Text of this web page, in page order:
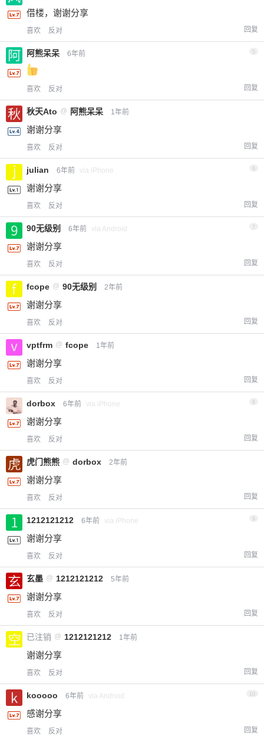
借楼，谢谢分享
喜欢 反对 回复
阿熊呆呆 6年前 5
喜欢 反对 回复
秋天Ato @ 阿熊呆呆 1年前
谢谢分享
喜欢 反对 回复
julian 6年前 via iPhone
谢谢分享
喜欢 反对 回复
90无级别 6年前 via Android 7
谢谢分享
喜欢 反对 回复
fcope @ 90无级别 2年前
谢谢分享
喜欢 反对 回复
vptfrm @ fcope 1年前
谢谢分享
喜欢 反对 回复
dorbox 6年前 via iPhone
谢谢分享
喜欢 反对 回复
虎门熊熊 @ dorbox 2年前
谢谢分享
喜欢 反对 回复
1212121212 6年前 via iPhone 9
谢谢分享
喜欢 反对 回复
玄墨 @ 1212121212 5年前
谢谢分享
喜欢 反对 回复
已注销 @ 1212121212 1年前
谢谢分享
喜欢 反对 回复
kooooo 6年前 via Android
感谢分享
喜欢 反对 回复